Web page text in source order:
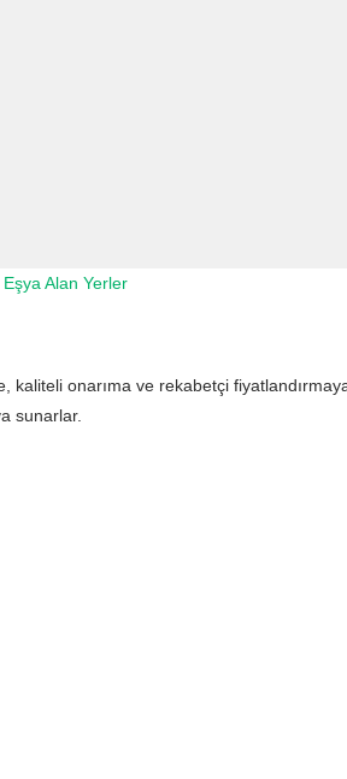
Alan Yerler
kaliteli onarıma ve rekabetçi
sunarlar.